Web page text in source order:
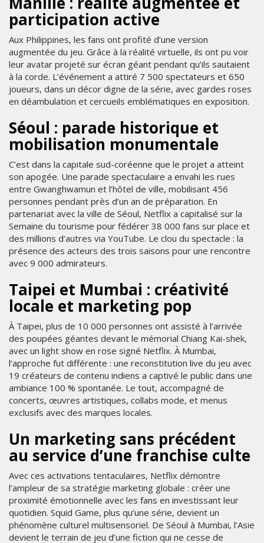
participation active
Aux Philippines, les fans ont profité d’une version
augmentée du jeu. Grâce à la réalité virtuelle, ils ont pu voir
leur avatar projeté sur écran géant pendant qu’ils sautaient
à la corde. L’événement a attiré 7 500 spectateurs et 650
joueurs, dans un décor digne de la série, avec gardes roses
en déambulation et cercueils emblématiques en exposition.
Séoul : parade historique et
mobilisation monumentale
C’est dans la capitale sud-coréenne que le projet a atteint
son apogée. Une parade spectaculaire a envahi les rues
entre Gwanghwamun et l’hôtel de ville, mobilisant 456
personnes pendant près d’un an de préparation. En
partenariat avec la ville de Séoul, Netflix a capitalisé sur la
Semaine du tourisme pour fédérer 38 000 fans sur place et
des millions d’autres via YouTube. Le clou du spectacle : la
présence des acteurs des trois saisons pour une rencontre
avec 9 000 admirateurs.
Taipei et Mumbai : créativité
locale et marketing pop
À Taipei, plus de 10 000 personnes ont assisté à l’arrivée
des poupées géantes devant le mémorial Chiang Kai-shek,
avec un light show en rose signé Netflix. À Mumbai,
l’approche fut différente : une reconstitution live du jeu avec
19 créateurs de contenu indiens a captivé le public dans une
ambiance 100 % spontanée. Le tout, accompagné de
concerts, œuvres artistiques, collabs mode, et menus
exclusifs avec des marques locales.
Un marketing sans précédent
au service d’une franchise culte
Avec ces activations tentaculaires, Netflix démontre
l’ampleur de sa stratégie marketing globale : créer une
proximité émotionnelle avec les fans en investissant leur
quotidien. Squid Game, plus qu’une série, devient un
phénomène culturel multisensoriel. De Séoul à Mumbai, l’Asie
devient le terrain de jeu d’une fiction qui ne cesse de